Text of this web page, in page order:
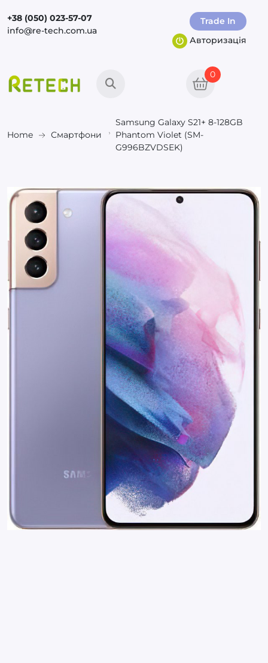
+38 (050) 023-57-07
info@re-tech.com.ua
Trade In
Авторизація
0
Home Смартфони
Samsung Galaxy S21+ 8-128GB
Phantom Violet (SM-
G996BZVDSEK)